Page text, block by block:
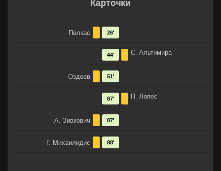
Карточки
Пелкас 26'
С. Альтимира
44'
Оздоев 51'
П. Лопес
87'
А. Зивкович 87'
Г. Михаилидис 88'